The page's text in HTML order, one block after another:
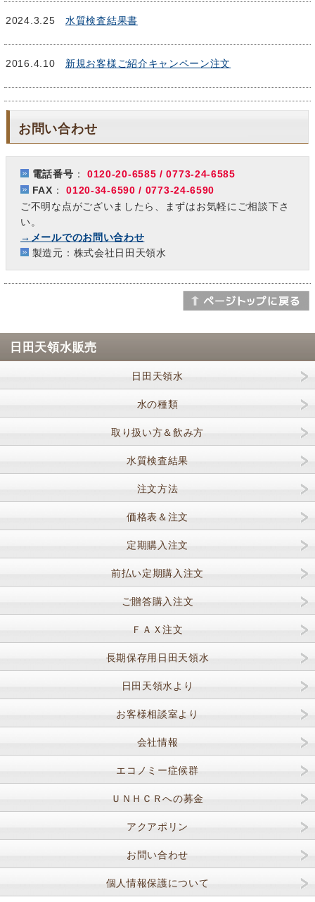
2024.3.25 水質検査結果書
2016.4.10 新規お客様ご紹介キャンペーン注文
お問い合わせ
電話番号 ： 0120-20-6585 / 0773-24-6585
FAX ：0120-34-6590 / 0773-24-6590
ご不明な点がございましたら、まずはお気軽にご相談下さ
い。
→メールでのお問い合わせ
製造元：株式会社日田天領水
日田天領水販売
日田天領水
水の種類
取り扱い方＆飲み方
水質検査結果
注文方法
価格表＆注文
定期購入注文
前払い定期購入注文
ご贈答購入注文
ＦＡＸ注文
長期保存用日田天領水
日田天領水より
お客様相談室より
会社情報
エコノミー症候群
ＵＮＨＣＲへの募金
アクアポリン
お問い合わせ
個人情報保護について